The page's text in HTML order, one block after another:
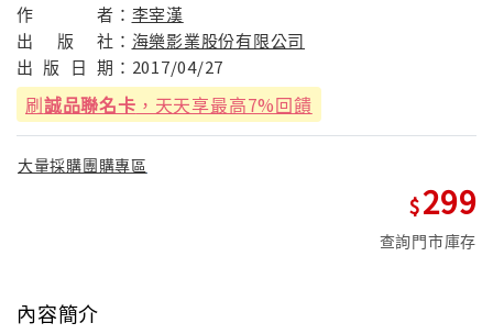
作 者： 李宰漢
出
版 社： 海樂影業股份有限公司
出 版 日 期： 2017/04/27
刷誠品聯名卡 ，天天享最高7%回饋
大量採購團購專區
299
查詢門市庫存
內容簡介